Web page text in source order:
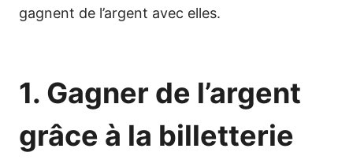
gagnent de l’argent avec elles.
1. Gagner de l’argent
grâce à la billetterie